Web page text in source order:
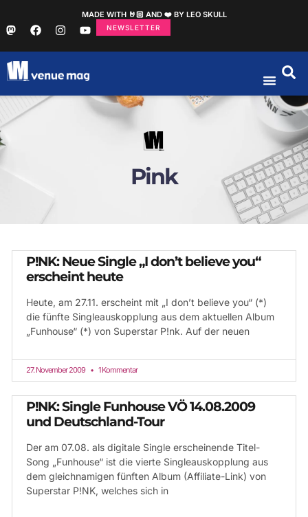
MADE WITH 🤘🏻 AND ❤️ BY LEO SKULL
NEWSLETTER
Pink
P!NK: Neue Single „I don’t believe you“
erscheint heute
Heute, am 27.11. erscheint mit „I don’t believe you“ (*)
die fünfte Singleauskopplung aus dem aktuellen Album
„Funhouse“ (*) von Superstar P!nk. Auf der neuen
27. November 2009 1 Kommentar
P!NK: Single Funhouse VÖ 14.08.2009
und Deutschland-Tour
Der am 07.08. als digitale Single erscheinende Titel-
Song „Funhouse“ ist die vierte Singleauskopplung aus
dem gleichnamigen fünften Album (Affiliate-Link) von
Superstar P!NK, welches sich in